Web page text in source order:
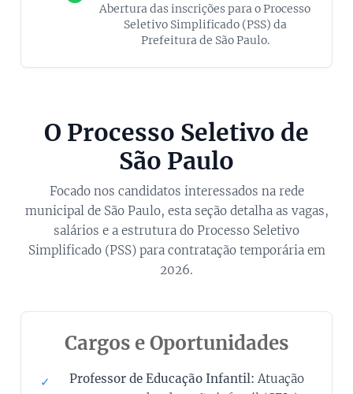
Abertura das inscrições para o Processo
Seletivo Simplificado (PSS) da
Prefeitura de São Paulo.
O Processo Seletivo de
São Paulo
Focado nos candidatos interessados na rede
municipal de São Paulo, esta seção detalha as vagas,
salários e a estrutura do Processo Seletivo
Simplificado (PSS) para contratação temporária em
2026.
Cargos e Oportunidades
✓ Professor de Educação Infantil: Atuação